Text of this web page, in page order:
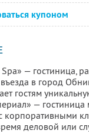
купоном
— гостиница,
в город
гостям
—
корпоративными
деловой или